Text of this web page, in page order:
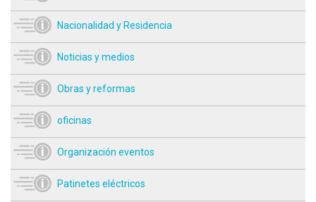
Nacionalidad y Residencia
Noticias y medios
Obras y reformas
oficinas
Organización eventos
Patinetes eléctricos